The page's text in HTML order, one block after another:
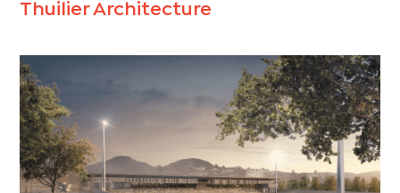
Thuilier Architecture